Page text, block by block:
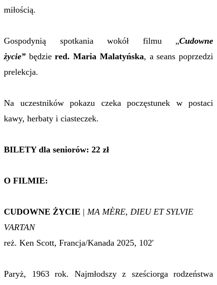
miłością.
Gospodynią spotkania wokół filmu „Cudowne
życie” będziered. Maria Malatyńska, a seans poprzedzi
prelekcja.
Na uczestników pokazu czeka poczęstunek w postaci
kawy, herbaty i ciasteczek.
BILETY dla seniorów: 22 zł
O FILMIE:
CUDOWNE ŻYCIE | MA MÈRE, DIEU ET SYLVIE
VARTAN
reż. Ken Scott, Francja/Kanada 2025, 102'
Paryż, 1963 rok. Najmłodszy z sześciorga rodzeństwa